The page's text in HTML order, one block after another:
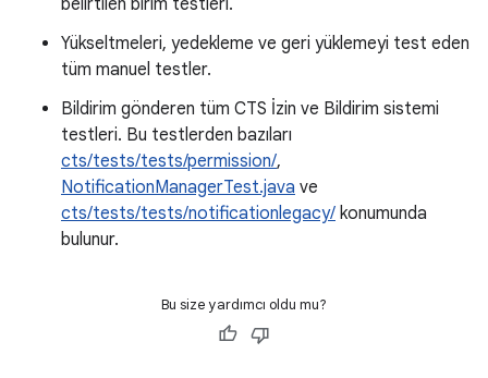
belirtilen birim testleri.
Yükseltmeleri, yedekleme ve geri yüklemeyi test eden
tüm manuel testler.
Bildirim gönderen tüm CTS İzin ve Bildirim sistemi
testleri. Bu testlerden bazıları
cts/tests/tests/permission/,
NotificationManagerTest.java ve
cts/tests/tests/notificationlegacy/ konumunda
bulunur.
Bu size yardımcı oldu mu?